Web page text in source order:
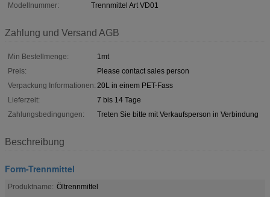
Modellnummer:
Trennmittel Art VD01
Zahlung und Versand AGB
Min Bestellmenge:
1mt
Preis:
Please contact sales person
Verpackung Informationen: 20L in einem PET-Fass
Lieferzeit:
7 bis 14 Tage
Zahlungsbedingungen:
Treten Sie bitte mit Verkaufsperson in Verbindung
Beschreibung
Form-Trennmittel
Produktname: Öltrennmittel